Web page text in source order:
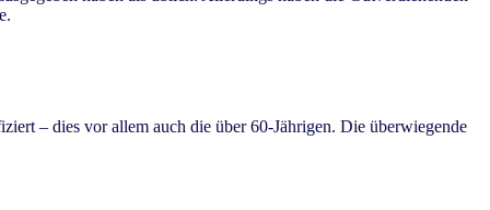
– dies vor allem auch die über 60-Jährigen. Die überwiegende